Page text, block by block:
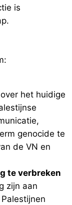
is
over het huidige
genocide te
de VN en
te verbreken
zijn aan